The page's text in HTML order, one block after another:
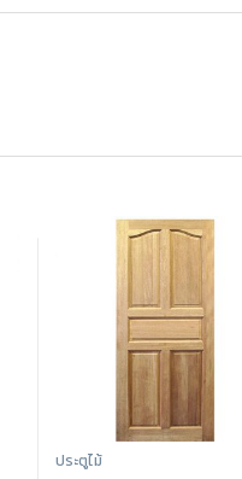
ประตูไม้